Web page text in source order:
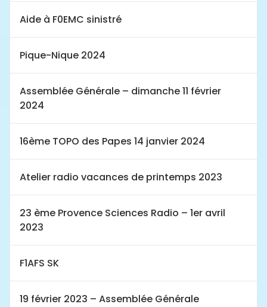
Aide à F0EMC sinistré
Pique-Nique 2024
Assemblée Générale – dimanche 11 février
2024
16ème TOPO des Papes 14 janvier 2024
Atelier radio vacances de printemps 2023
23 ème Provence Sciences Radio – 1er avril
2023
F1AFS SK
19 février 2023 – Assemblée Générale